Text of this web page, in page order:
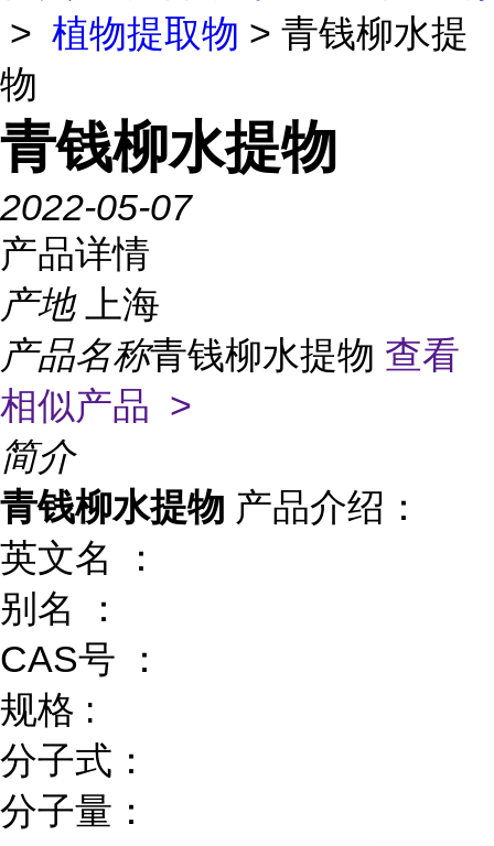
> 植物提取物 > 青钱柳水提
物
青钱柳水提物
2022-05-07
产品详情
产地
上海
产品名称青钱柳水提物 查看
相似产品 >
简介
青钱柳水提物 产品介绍：
英文名 ：
别名 ：
CAS号 ：
规格 :
分子式：
分子量：